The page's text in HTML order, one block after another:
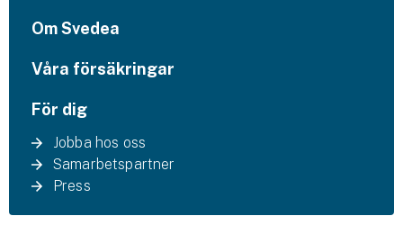
Om Svedea
Våra försäkringar
För dig
Jobba hos oss
Samarbetspartner
Press